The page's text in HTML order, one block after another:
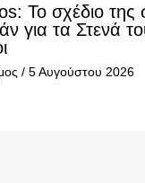
Το σχέδιο
για τα Στενά
/ 5 Αυγούστου 2026